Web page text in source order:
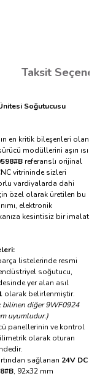
Taksit
Soğutucusu
en kritik bileşenleri olan
modüllerini aşırı ısı
referanslı orijinal
vitrininde sizleri
vardiyalarda dahi
özel olarak üretilen bu
elektronik
kesintisiz bir imalat
listelerinde resmi
soğutucu,
yer alan asıl
olarak belirlenmiştir.
bilinen diğer 9WF0924
uyumludur.)
panellerinin ve kontrol
olarak oturan
sağlanan 24V DC
, 92x32 mm